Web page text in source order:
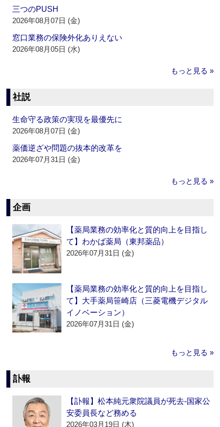
三つのPUSH
2026年08月07日 (金)
窓口業務の保険外化ありえない
2026年08月05日 (水)
もっと見る »
社説
生命守る政策の実現を最優先に
2026年08月07日 (金)
薬価逆ざや問題の抜本的改革を
2026年07月31日 (金)
もっと見る »
企画
【薬局業務の効率化と質的向上を目指し
て】わかば薬局（東邦薬品）
2026年07月31日 (金)
【薬局業務の効率化と質的向上を目指し
て】大手薬局笹崎店（三菱電機デジタル
イノベーション）
2026年07月31日 (金)
もっと見る »
訃報
【訃報】松本純元衆院議員が死去‐国家公
安委員長など務める
2026年03月19日 (木)